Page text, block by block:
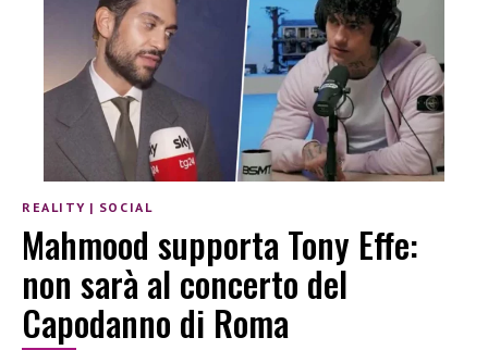
REALITY | SOCIAL
Mahmood supporta Tony Effe:
non sarà al concerto del
Capodanno di Roma